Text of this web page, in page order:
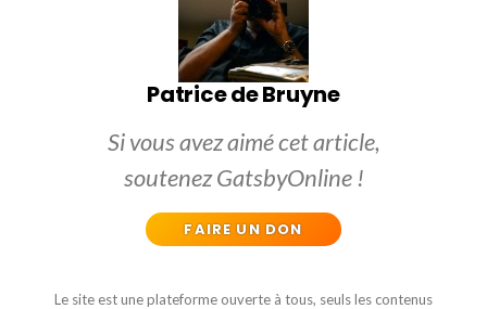
Patrice de Bruyne
Si vous avez aimé cet article,
soutenez GatsbyOnline !
FAIRE UN DON
Le site est une plateforme ouverte à tous, seuls les contenus